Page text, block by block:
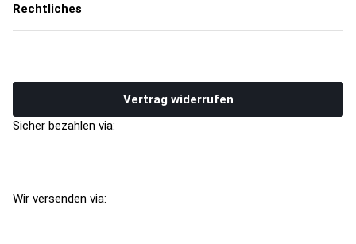
Rechtliches
Vertrag widerrufen
Sicher bezahlen via:
Wir versenden via: